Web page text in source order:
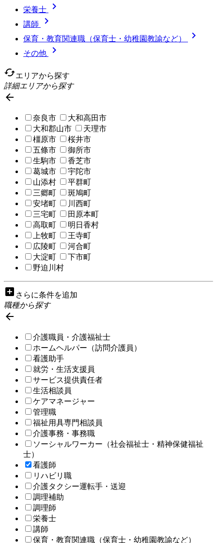
栄養士 
講師 
保育・教育関連職（保育士・幼稚園教諭など） 
その他

cachedエリアから探す
詳細エリアから探す

奈良市
大和高田市
大和郡山市
天理市
橿原市
桜井市
五條市
御所市
生駒市
香芝市
葛城市
宇陀市
山添村
平群町
三郷町
斑鳩町
安堵町
川西町
三宅町
田原本町
高取町
明日香村
上牧町
王寺町
広陵町
河合町
大淀町
下市町
野迫川村
add_box さらに条件を追加
職種から探す

介護職員・介護福祉士
ホームヘルパー（訪問介護員）
看護助手
就労・生活支援員
サービス提供責任者
生活相談員
ケアマネージャー
管理職
福祉用具専門相談員
介護事務・事務職
ソーシャルワーカー（社会福祉士・精神保健福祉
士）
看護師
リハビリ職
介護タクシー運転手・送迎
調理補助
調理師
栄養士
講師
保育・教育関連職（保育士・幼稚園教諭など）